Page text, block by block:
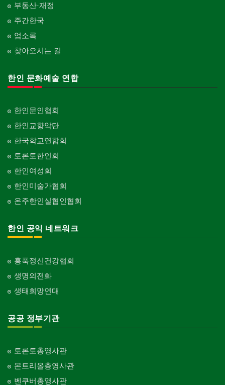
부동산·재정
주간한국
업소록
찾아오시는 길
한인 문화예술 연합
한인문인협회
한인교향악단
한국학교연합회
토론토한인회
한인여성회
한인미술가협회
온주한인실협인협회
한인 공익 네트워크
홍푹정신건강협회
생명의전화
생태희망연대
공공 정부기관
토론토총영사관
몬트리올총영사관
벤쿠버총영사관